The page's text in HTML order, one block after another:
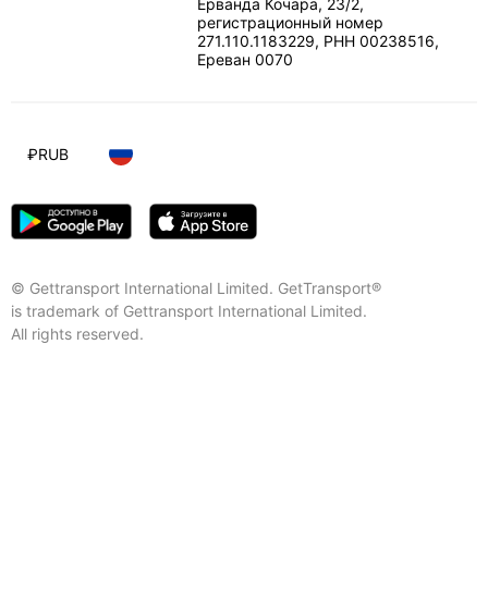
Ерванда Кочара, 23/2,
регистрационный номер
271.110.1183229, РНН 00238516,
Ереван 0070
© Gettransport International Limited. GetTransport®
is trademark of Gettransport International Limited.
All rights reserved.
₽RUB